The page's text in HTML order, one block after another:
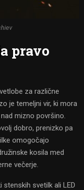
pravo
za različne
je temeljni vir, ki mora
mizno površino.
dobro, prenizko pa
omogočajo
kosila med
večerje.
svetilk ali LED